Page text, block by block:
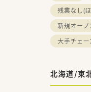
残業なし(
新規オープ
大手チェー
北海道/東